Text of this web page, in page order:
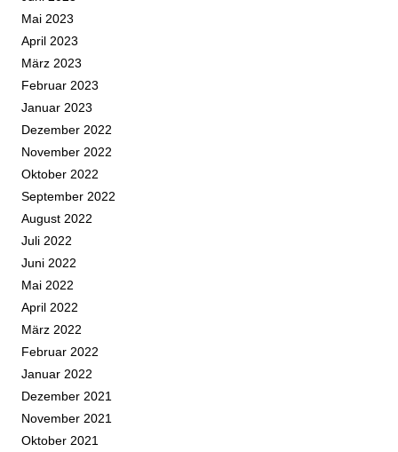
Mai 2023
April 2023
März 2023
Februar 2023
Januar 2023
Dezember 2022
November 2022
Oktober 2022
September 2022
August 2022
Juli 2022
Juni 2022
Mai 2022
April 2022
März 2022
Februar 2022
Januar 2022
Dezember 2021
November 2021
Oktober 2021